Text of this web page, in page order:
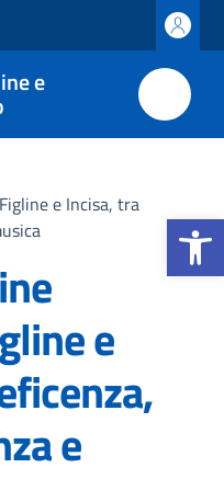
Apri la
e
e Incisa, tra
e
e